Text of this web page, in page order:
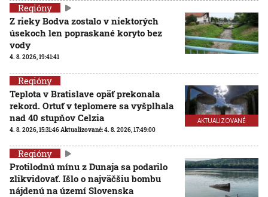
Regióny
Z rieky Bodva zostalo v niektorých
úsekoch len popraskané koryto bez
vody
4. 8. 2026, 19:41:41
AKTUALIZOVANÉ
Regióny
Teplota v Bratislave opäť prekonala
rekord. Ortuť v teplomere sa vyšplhala
nad 40 stupňov Celzia
4. 8. 2026, 15:31:46Aktualizované:4. 8. 2026, 17:49:00
Regióny
Protilodnú mínu z Dunaja sa podarilo
zlikvidovať. Išlo o najväčšiu bombu
nájdenú na území Slovenska